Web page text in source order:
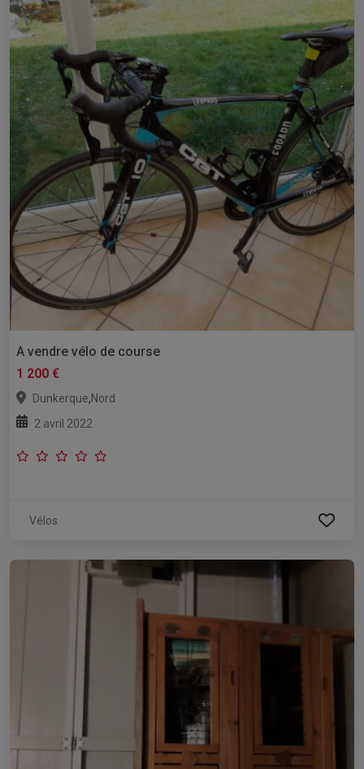
A vendre vélo de course
1 200 €
Dunkerque,Nord
2 avril 2022
Vélos